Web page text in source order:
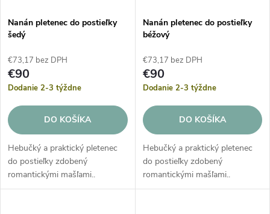
p
r
o
d
u
k
p
r
o
d
u
k
t
Nanán pletenec do postieľky
šedý
€73,17 bez DPH
€90
Dodanie 2-3 týždne
DO KOŠÍKA
Hebučký a praktický pletenec
do postieľky zdobený
romantickými mašľami..
Ochranný pletenec slúži ako
Nanán pletenec do postieľky
béžový
€73,17 bez DPH
€90
Dodanie 2-3 týždne
DO KOŠÍKA
Hebučký a praktický pletenec
do postieľky zdobený
romantickými mašľami..
Ochranný pletenec slúži ako